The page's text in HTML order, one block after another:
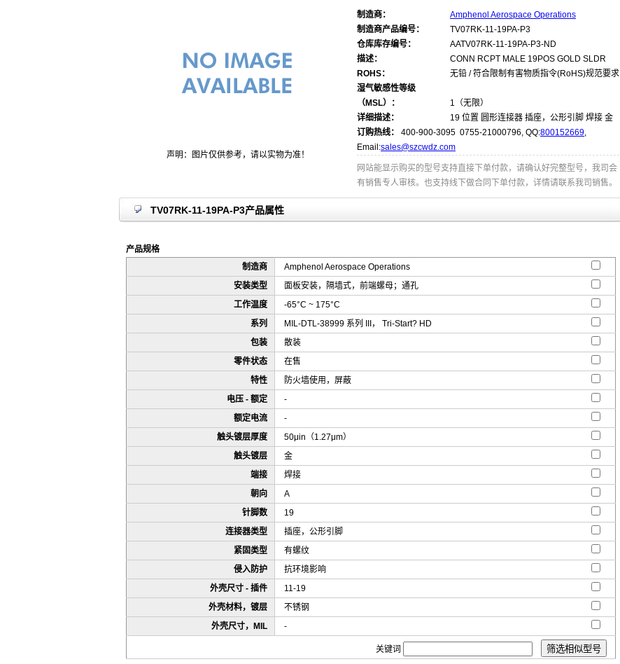
声明：图片仅供参考，请以实物为准！
制造商：
Amphenol Aerospace Operations
制造商产品编号：
TV07RK-11-19PA-P3
仓库库存编号：
AATV07RK-11-19PA-P3-ND
描述：
CONN RCPT MALE 19POS GOLD SLDR
ROHS：
无铅 / 符合限制有害物质指令(RoHS)规范要求
湿气敏感性等级
（MSL）：
1（无限）
详细描述：
19 位置 圆形连接器 插座，公形引脚 焊接 金
订购热线：
400-900-3095 0755-21000796, QQ:800152669,
Email:sales@szcwdz.com
网站能显示购买的型号支持直接下单付款，请确认好完整型号，我司会
有销售专人审核。也支持线下做合同下单付款，详情请联系我司销售。
TV07RK-11-19PA-P3产品属性
产品规格
制造商
Amphenol Aerospace Operations
安装类型
面板安装，隔墙式，前端螺母；通孔
工作温度
-65°C ~ 175°C
系列
MIL-DTL-38999 系列 III， Tri-Start? HD
包装
散装
零件状态
在售
特性
防火墙使用，屏蔽
电压 - 额定
-
额定电流
-
触头镀层厚度
50μin（1.27μm）
触头镀层
金
端接
焊接
朝向
A
针脚数
19
连接器类型
插座，公形引脚
紧固类型
有螺纹
侵入防护
抗环境影响
外壳尺寸 - 插件
11-19
外壳材料，镀层
不锈钢
外壳尺寸，MIL
-
关键词